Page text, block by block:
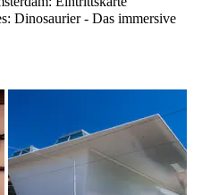
Dinosaurier - Das immersive